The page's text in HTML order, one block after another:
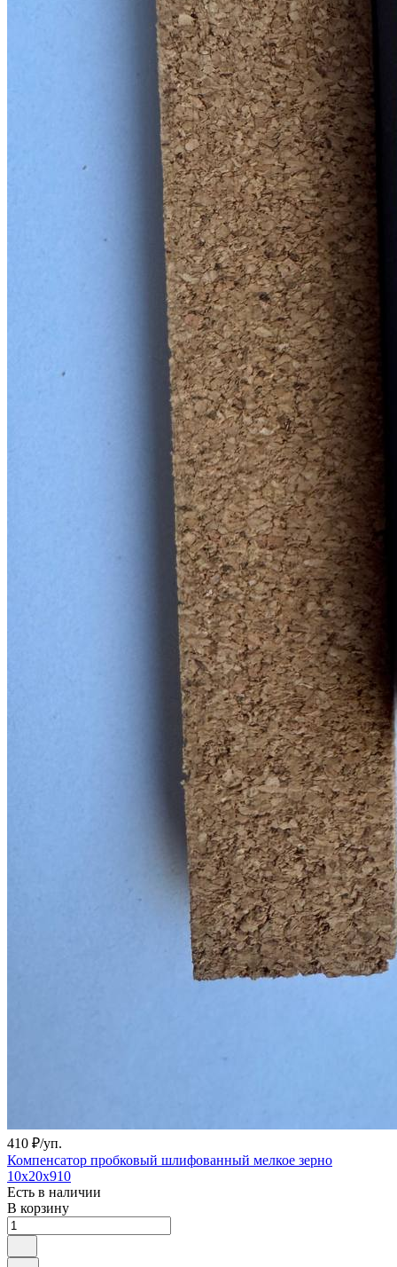
410 ₽/уп.
Компенсатор пробковый шлифованный мелкое зерно
10х20х910
Есть в наличии
В корзину